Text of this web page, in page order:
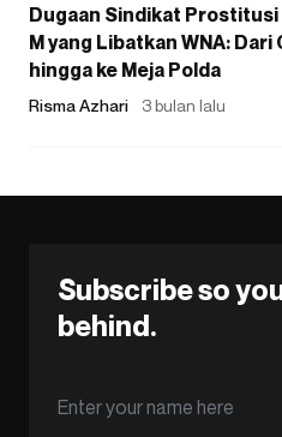
Dugaan Sindikat Prostitusi
M yang Libatkan WNA: Dari
hingga ke Meja Polda
Risma Azhari 3 bulan lalu
Subscribe so
behind.